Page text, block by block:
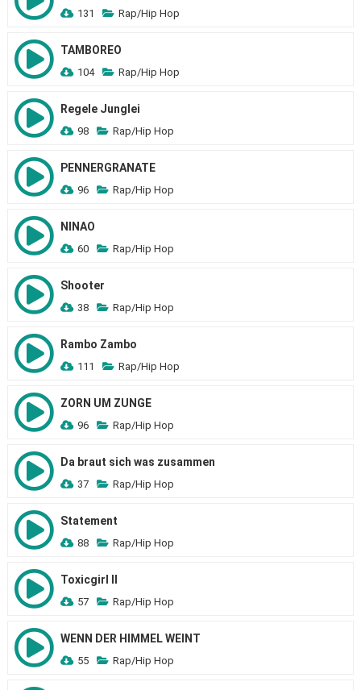
131 Rap/Hip Hop
TAMBOREO
104 Rap/Hip Hop
Regele Junglei
98 Rap/Hip Hop
PENNERGRANATE
96 Rap/Hip Hop
NINAO
60 Rap/Hip Hop
Shooter
38 Rap/Hip Hop
Rambo Zambo
111 Rap/Hip Hop
ZORN UM ZUNGE
96 Rap/Hip Hop
Da braut sich was zusammen
37 Rap/Hip Hop
Statement
88 Rap/Hip Hop
Toxicgirl II
57 Rap/Hip Hop
WENN DER HIMMEL WEINT
55 Rap/Hip Hop